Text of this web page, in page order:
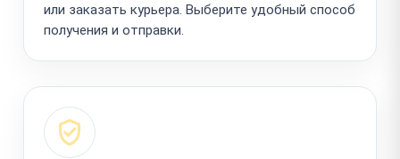
или заказать курьера. Выберите удобный способ
получения и отправки.